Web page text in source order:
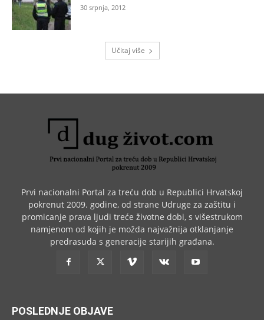
30 srpnja, 2012
Učitaj više
Prvi nacionalni Portal za treću dob u Republici Hrvatskoj
pokrenut 2009. godine, od strane Udruge za zaštitu i
promicanje prava ljudi treće životne dobi, s višestrukom
namjenom od kojih je možda najvažnija otklanjanje
predrasuda s generacije starijih građana.
POSLEDNJE OBJAVE